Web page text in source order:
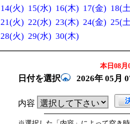
14(火) 15(水) 16(木) 17(金) 18(
21(火) 22(水) 23(木) 24(金) 25(
28(火) 29(水) 30(木)
本日08月
日付を選択 2026年 05月
内容